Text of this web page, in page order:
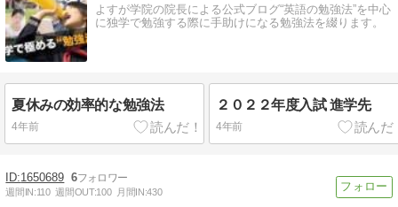
よすが学院の院長による公式ブログ“英語の勉強法”を中心
に独学で勉強する際に手助けになる勉強法を綴ります。
夏休みの効率的な勉強法
4年前
２０２２年度入試 進学先
4年前
1650689 6
週間IN:110 週間OUT:100 月間IN:430